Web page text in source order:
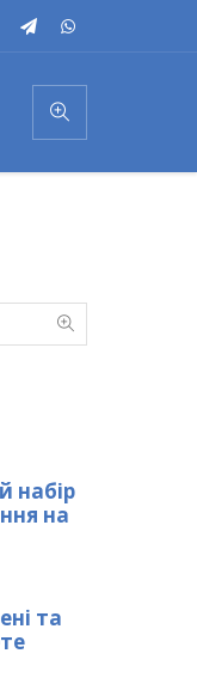
набір
на
та